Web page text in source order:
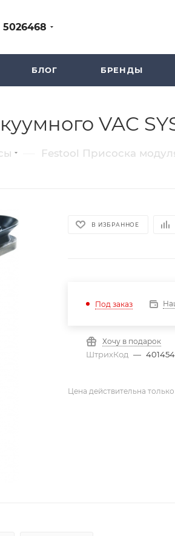
5026468
БЛОГ БРЕНДЫ
VAC
Festool Присоска
В ИЗБРАННОЕ
Под заказ
Хочу в подарок
ШтрихКод —
Цена действительна